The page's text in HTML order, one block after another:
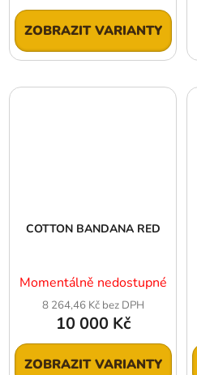
ZOBRAZIT VARIANTY
COTTON BANDANA RED
Momentálně nedostupné
8 264,46 Kč bez DPH
10 000 Kč
ZOBRAZIT VARIANTY